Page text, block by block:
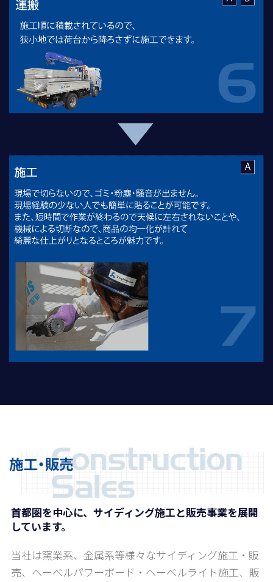
首都圏を中心に、サイディング施工と販売事業を展開
しています。
当社は窯業系、金属系等様々なサイディング施工・販
売、ヘーベルパワーボード・ヘーベルライト施工、販